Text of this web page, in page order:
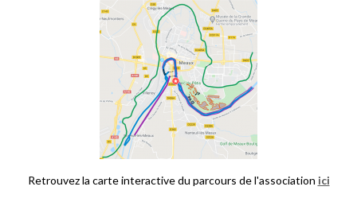
Retrouvez la carte interactive du parcours de l'association ici